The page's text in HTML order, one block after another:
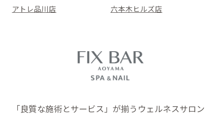
アトレ品川店 六本木ヒルズ店
「良質な施術とサービス」が揃うウェルネスサロン